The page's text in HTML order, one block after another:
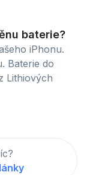
baterie?
iPhonu.
Baterie do
Lithiových